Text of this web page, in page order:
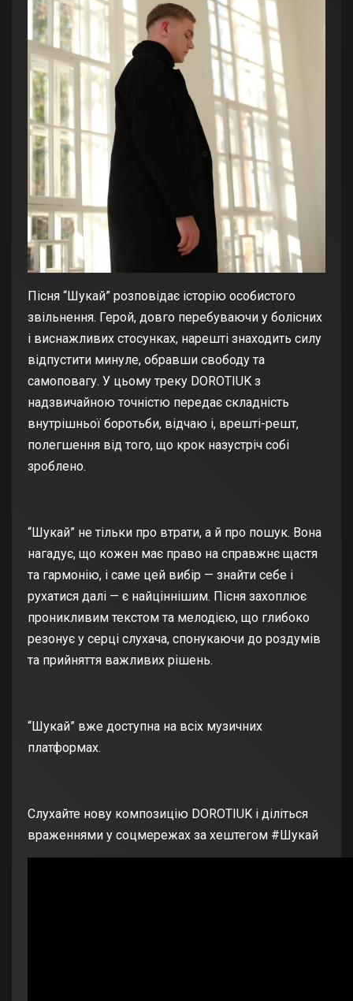
Пісня “Шукай” розповідає історію особистого
звільнення. Герой, довго перебуваючи у болісних
і виснажливих стосунках, нарешті знаходить силу
відпустити минуле, обравши свободу та
самоповагу. У цьому треку DOROTIUK з
надзвичайною точністю передає складність
внутрішньої боротьби, відчаю і, врешті-решт,
полегшення від того, що крок назустріч собі
зроблено.
“Шукай” не тільки про втрати, а й про пошук. Вона
нагадує, що кожен має право на справжнє щастя
та гармонію, і саме цей вибір — знайти себе і
рухатися далі — є найціннішим. Пісня захоплює
проникливим текстом та мелодією, що глибоко
резонує у серці слухача, спонукаючи до роздумів
та прийняття важливих рішень.
“Шукай” вже доступна на всіх музичних
платформах.
Слухайте нову композицію DOROTIUK і діліться
враженнями у соцмережах за хештегом #Шукай